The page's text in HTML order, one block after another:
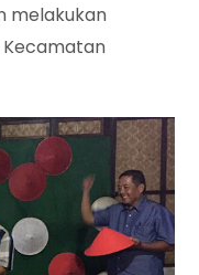
melakukan
Kecamatan